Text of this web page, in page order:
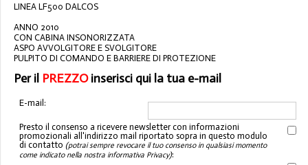
LINEA LF500 DALCOS
ANNO 2010
CON CABINA INSONORIZZATA
ASPO AVVOLGITORE E SVOLGITORE
PULPITO DI COMANDO E BARRIERE DI PROTEZIONE
Per il PREZZOinserisci qui la tua e-mail
E-mail:
Presto il consenso a ricevere newsletter con informazioni
promozionali all'indirizzo mail riportato sopra in questo modulo
di contatto (potrai sempre revocare il tuo consenso in qualsiasi momento
come indicato nella nostra informativa Privacy):